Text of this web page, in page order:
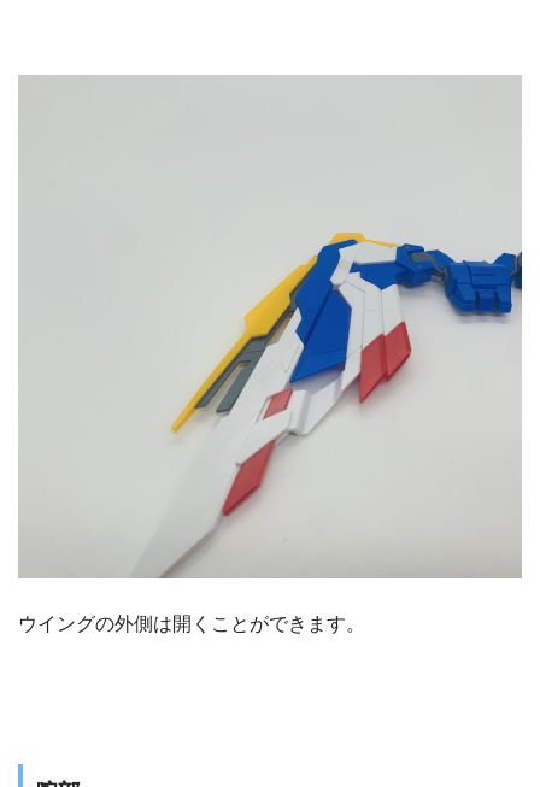
ウイングの外側は開くことができます。